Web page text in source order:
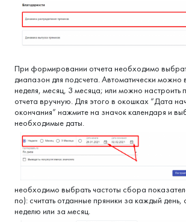
При формировании отчета необходимо
диапазон для подсчета. Автоматически можно
неделя, месяц, 3 месяца; или можно настроить
отчета вручную. Для этого в окошках “Дата
окончания” нажмите на значок календаря и
необходимые даты.
необходимо выбрать частоты сбора
по): считать отданные пряники за каждый
неделю или за месяц.